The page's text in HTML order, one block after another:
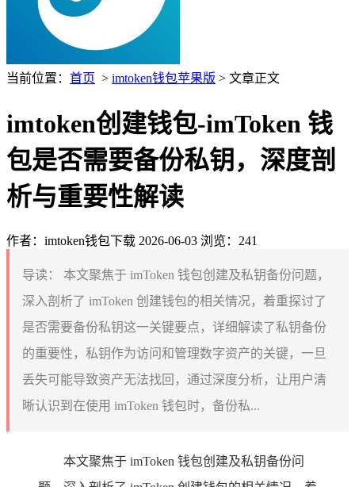
当前位置： 首页 > imtoken钱包苹果版 > 文章正文
imtoken创建钱包-imToken 钱
包是否需要备份私钥，深度剖
析与重要性解读
作者：imtoken钱包下载 2026-06-03 浏览：241
导读：
本文聚焦于 imToken 钱包创建及私钥备份问题，
深入剖析了 imToken 创建钱包的相关情况，着重探讨了
是否需要备份私钥这一关键要点，详细解读了私钥备份
的重要性，私钥作为访问和管理数字资产的关键，一旦
丢失可能导致资产无法找回，通过深度分析，让用户清
晰认识到在使用 imToken 钱包时，备份私...
本文聚焦于 imToken 钱包创建及私钥备份问